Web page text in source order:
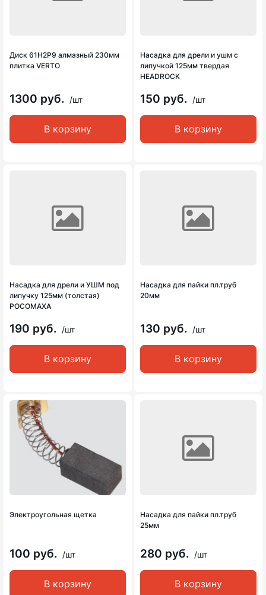
Диск 61Н2Р9 алмазный 230мм
плитка VERTO
1300 руб. /шт
В корзину
Насадка для дрели и ушм с
липучкой 125мм твердая
HEADROCK
150 руб. /шт
В корзину
Насадка для дрели и УШМ под
липучку 125мм (толстая)
РОСОМАХА
190 руб. /шт
В корзину
Насадка для пайки пл.труб
20мм
130 руб. /шт
В корзину
Электроугольная щетка
100 руб. /шт
В корзину
Насадка для пайки пл.труб
25мм
280 руб. /шт
В корзину